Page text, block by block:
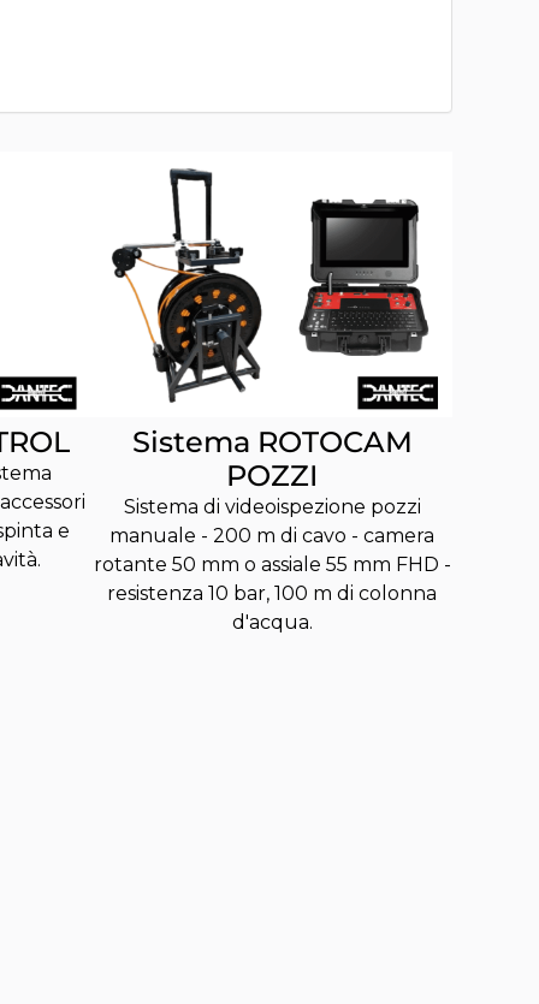
e
Sistema ROTOCAM
POZZI
Sistema di videoispezione pozzi
manuale - 200 m di cavo - camera
rotante 50 mm o assiale 55 mm FHD -
resistenza 10 bar, 100 m di colonna
d'acqua.